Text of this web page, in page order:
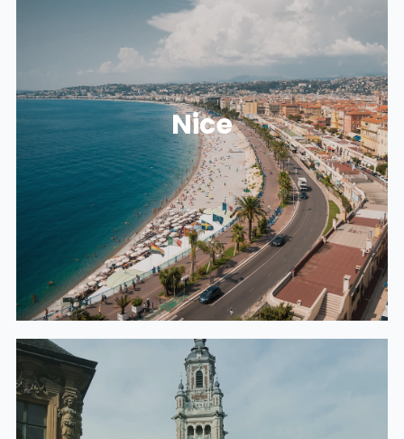
Nice
NOS LOCAUX À NICE
455 promenade des anglais
06200 Nice